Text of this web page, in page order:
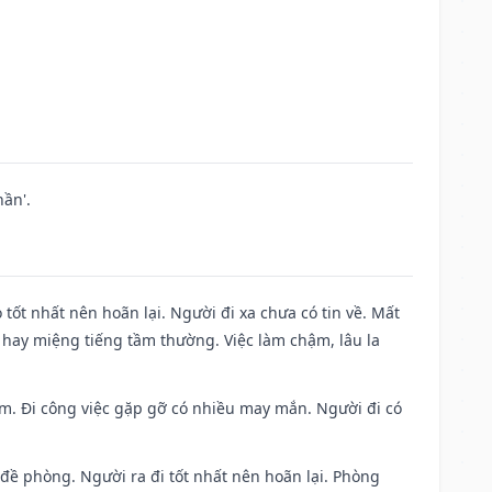
nhất nên hoãn lại. Người đi xa chưa có tin về. Mất
miệng tiếng tầm thường. Việc làm chậm, lâu la
Đi công việc gặp gỡ có nhiều may mắn. Người đi có
phòng. Người ra đi tốt nhất nên hoãn lại. Phòng